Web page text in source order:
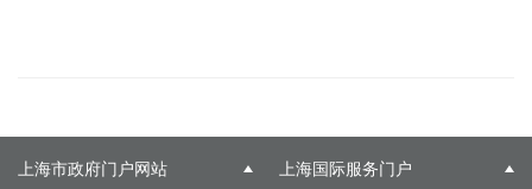
上海市政府门户网站 上海国际服务门户